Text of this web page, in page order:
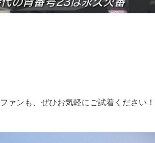
ァンも、ぜひお気軽にご試着ください！